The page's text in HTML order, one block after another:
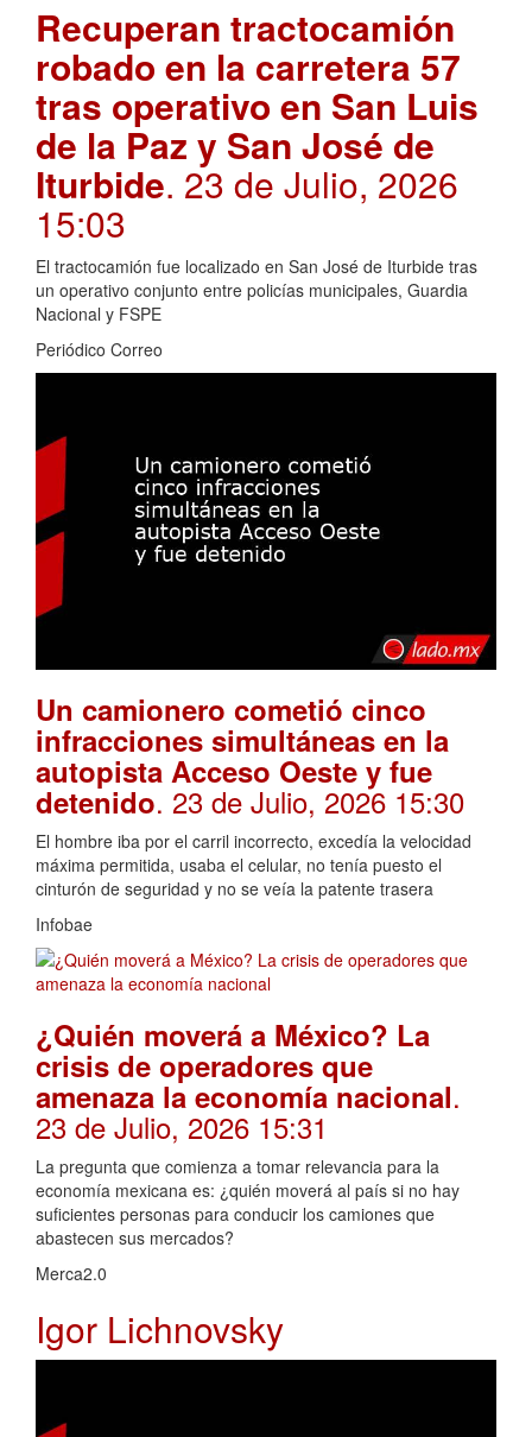
Recuperan tractocamión
robado en la carretera 57
tras operativo en San Luis
de la Paz y San José de
Iturbide. 23 de Julio, 2026
15:03
El tractocamión fue localizado en San José de Iturbide tras
un operativo conjunto entre policías municipales, Guardia
Nacional y FSPE
Periódico Correo
Un camionero cometió cinco
infracciones simultáneas en la
autopista Acceso Oeste y fue
detenido. 23 de Julio, 2026 15:30
El hombre iba por el carril incorrecto, excedía la velocidad
máxima permitida, usaba el celular, no tenía puesto el
cinturón de seguridad y no se veía la patente trasera
Infobae
¿Quién moverá a México? La
crisis de operadores que
amenaza la economía nacional.
23 de Julio, 2026 15:31
La pregunta que comienza a tomar relevancia para la
economía mexicana es: ¿quién moverá al país si no hay
suficientes personas para conducir los camiones que
abastecen sus mercados?
Merca2.0
Igor Lichnovsky